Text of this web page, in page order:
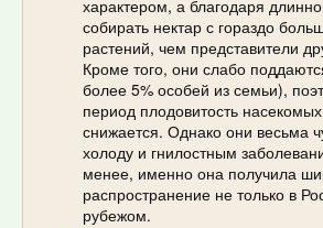
характером, а благодаря
собирать нектар с гораздо
растений, чем представители
Кроме того, они слабо
более 5% особей из семьи),
период плодовитость
снижается. Однако они весьма
холоду и гнилостным
менее, именно она получила
распространение не только в
рубежом.